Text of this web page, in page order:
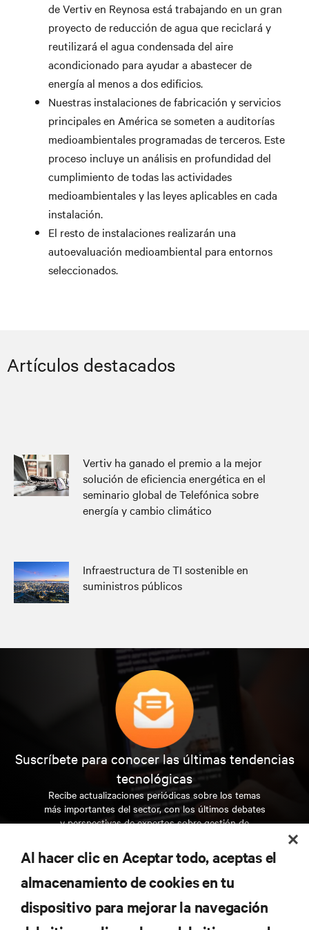
de Vertiv en Reynosa está trabajando en un gran
proyecto de reducción de agua que reciclará y
reutilizará el agua condensada del aire
acondicionado para ayudar a abastecer de
energía al menos a dos edificios.
Nuestras instalaciones de fabricación y servicios
principales en América se someten a auditorías
medioambientales programadas de terceros. Este
proceso incluye un análisis en profundidad del
cumplimiento de todas las actividades
medioambientales y las leyes aplicables en cada
instalación.
El resto de instalaciones realizarán una
autoevaluación medioambiental para entornos
seleccionados.
Artículos destacados
Vertiv ha ganado el premio a la mejor
solución de eficiencia energética en el
seminario global de Telefónica sobre
energía y cambio climático
Infraestructura de TI sostenible en
suministros públicos
Suscríbete para conocer las últimas tendencias
tecnológicas
Recibe actualizaciones periódicas sobre los temas
más importantes del sector, con los últimos debates
y perspectivas de expertos sobre gestión de
REGÍSTRATE AHORA
Al hacer clic en Aceptar todo, aceptas el
almacenamiento de cookies en tu
dispositivo para mejorar la navegación